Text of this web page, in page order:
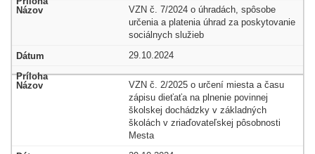
VZN č. 7/2024 o úhradách, spôsobe
určenia a platenia úhrad za poskytovanie
sociálnych služieb
29.10.2024
VZN č. 2/2025 o určení miesta a času
zápisu dieťaťa na plnenie povinnej
školskej dochádzky v základných
školách v zriaďovateľskej pôsobnosti
Mesta